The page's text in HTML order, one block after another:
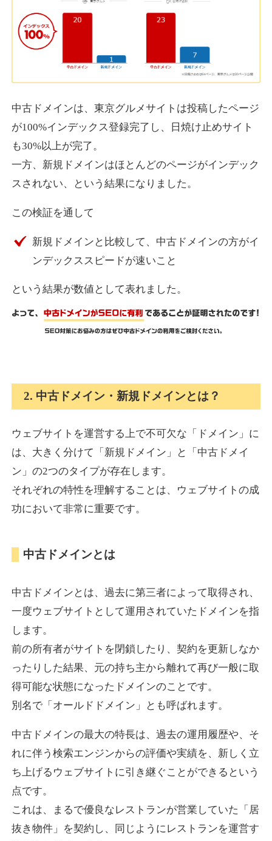
詳細を見る
actagainstaids.com
ジャンルその他
DA38 外部リンク数527 ドメイン年齢26年
10,800円 入札 0件
詳細を見る
express-soft.com
DA38 外部リンク数
10,800円 入札 0件
詳細を見る
fukuoka-marathon.com
torigirl-movie.com
ジャンルその他
DA38 外部リンク数 383 ドメイン年齢10年
10,800円 入札 0件
詳細を見る
vrnvroomn.com
ジャンル通販
DA
10,800円 入札 0件
詳細を見る
ジャンルエンターテイメント
37
10,800円
中古ドメインは、東京グルメサイトは投稿したページ
が100%インデックス登録完了し、日焼け止めサイト
も30%以上が完了。
一方、新規ドメインはほとんどのページがインデック
スされない、という結果になりました。
この検証を通して
新規ドメインと比較して、中古ドメインの方がイ
ンデックススピードが速いこと
という結果が数値として表れました。
2. 中古ドメイン・新規ドメインとは？
ウェブサイトを運営する上で不可欠な「ドメイン」に
は、大きく分けて「新規ドメイン」と「中古ドメイ
ン」の2つのタイプが存在します。
それぞれの特性を理解することは、ウェブサイトの成
功において非常に重要です。
中古ドメインとは
中古ドメインとは、過去に第三者によって取得され、
一度ウェブサイトとして運用されていたドメインを指
します。
前の所有者がサイトを閉鎖したり、契約を更新しなか
ったりした結果、元の持ち主から離れて再び一般に取
得可能な状態になったドメインのことです。
別名で「オールドドメイン」とも呼ばれます。
中古ドメインの最大の特長は、過去の運用履歴や、そ
れに伴う検索エンジンからの評価や実績を、新しく立
ち上げるウェブサイトに引き継ぐことができるという
点です。
これは、まるで優良なレストランが営業していた「居
抜き物件」を契約し、同じようにレストランを運営す